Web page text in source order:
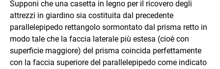
Supponi che una casetta in legno per il ricovero degli
attrezzi in giardino sia costituita dal precedente
parallelepipedo rettangolo sormontato dal prisma retto in
modo tale che la faccia laterale più estesa (cioè con
superficie maggiore) del prisma coincida perfettamente
con la faccia superiore del parallelepipedo come indicato